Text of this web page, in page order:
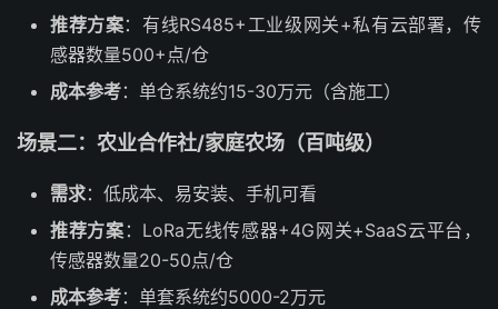
推荐方案：有线RS485+工业级网关+私有云部署，传
感器数量500+点/仓
成本参考：单仓系统约15-30万元（含施工）
场景二：农业合作社/家庭农场（百吨级）
需求：低成本、易安装、手机可看
推荐方案 ：LoRa无线传感器+4G网关+SaaS云平台，
传感器数量20-50点/仓
成本参考：单套系统约5000-2万元